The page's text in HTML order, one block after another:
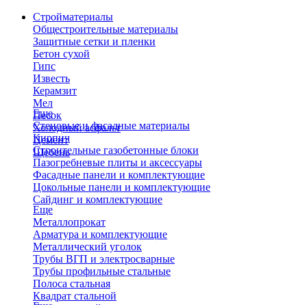
Стройматериалы
Общестроительные материалы
Защитные сетки и пленки
Бетон сухой
Гипс
Известь
Керамзит
Мел
Песок
Холодный асфальт
Цемент
Щебень
Еще
Стеновые и фасадные материалы
Кирпич
Строительные газобетонные блоки
Пазогребневые плиты и аксессуары
Фасадные панели и комплектующие
Цокольные панели и комплектующие
Сайдинг и комплектующие
Еще
Металлопрокат
Арматура и комплектующие
Металлический уголок
Трубы ВГП и электросварные
Трубы профильные стальные
Полоса стальная
Квадрат стальной